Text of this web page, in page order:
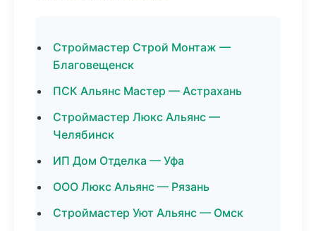
Строймастер Строй Монтаж —
Благовещенск
ПСК Альянс Мастер — Астрахань
Строймастер Люкс Альянс —
Челябинск
ИП Дом Отделка — Уфа
ООО Люкс Альянс — Рязань
Строймастер Уют Альянс — Омск